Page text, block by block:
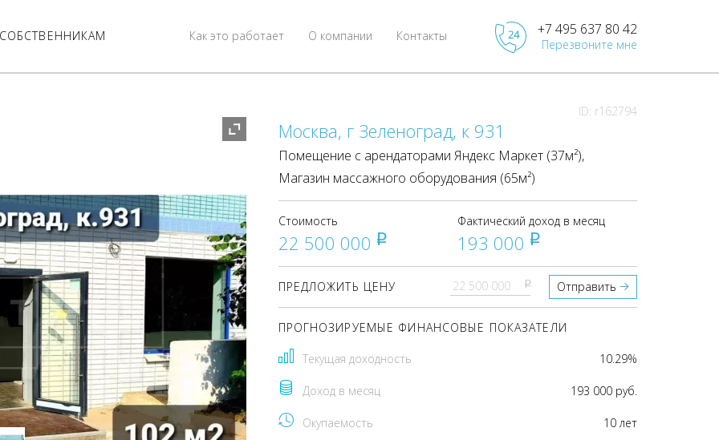
Контакты
О компании
Как это работает +7 495 637 80 42
Перезвоните мне
ID: r162794
Москва, г Зеленоград, к 931
Помещение с арендаторами Яндекс Маркет (37м²),
Магазин массажного оборудования (65м²)
Стоимость
22 500 000 pуб
Фактический доход в месяц
193 000 pуб
ПРЕДЛОЖИТЬ ЦЕНУ pуб Отправить
ПРОГНОЗИРУЕМЫЕ ФИНАНСОВЫЕ ПОКАЗАТЕЛИ
Текущая доходность 10.29%
Доход в месяц 193 000 руб.
Окупаемость 10 лет